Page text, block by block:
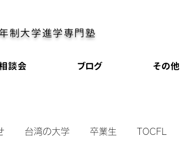
制大学進学専門塾
談会 ブログ その他
台湾の大学 卒業生 TOCFL